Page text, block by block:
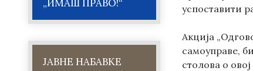
„ИМАШ ПРАВО!“
ЈАВНЕ НАБАВКЕ
успоставити
Акција
самоуправе,
столова о